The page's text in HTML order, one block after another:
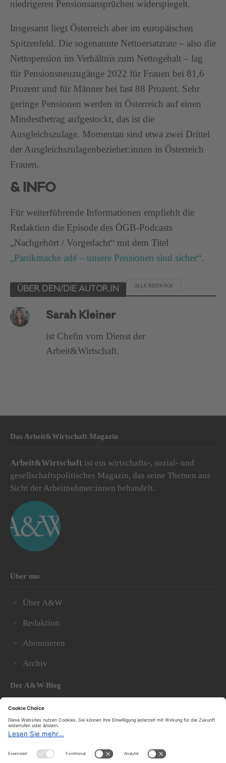
niedrigeren Pensionsansprüchen widerspiegelt.
Insgesamt liegt Österreich aber im europäischen
Spitzenfeld. Die sogenannte Nettoersatzrate – also die
Nettopension im Verhältnis zum Nettogehalt – lag
für Pensionsneuzugänge 2022 für Frauen bei 81,6
Prozent und für Männer bei fast 88 Prozent. Sehr
geringe Pensionen werden in Österreich auf einen
Mindestbetrag aufgestockt, das ist die
Ausgleichszulage. Momentan sind etwa zwei Drittel
der Ausgleichszulagenbezieher:innen in Österreich
Frauen.
& INFO
Für weiterführende Informationen empfiehlt die
Redaktion die Episode des ÖGB-Podcasts
„Nachgehört / Vorgedacht“ mit dem Titel
„Panikmache adé – unsere Pensionen sind sicher“.
ÜBER DEN/DIE AUTOR:IN
ALLE BEITRÄGE
Sarah Kleiner
ist Chefin vom Dienst der
Arbeit&Wirtschaft.
Das Arbeit&Wirtschaft Magazin
Arbeit&Wirtschaft ist ein wirtschafts-, sozial- und
gesellschaftspolitisches Magazin, das seine Themen aus
Sicht der Arbeitnehmer:innen behandelt.
Über uns
Über A&W
Redaktion
Abonnieren
Archiv
Der A&W-Blog
DerA&W-Blog
hat sich in den vergangenen Jahren zu einem der
bedeutendsten politischen Blogs in Österreich
entwickelt.